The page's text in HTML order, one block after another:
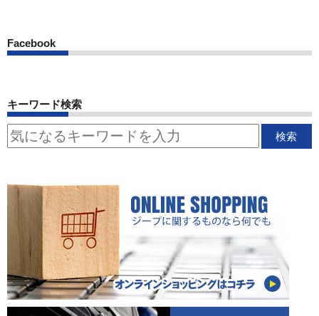
Facebook
キーワード検索